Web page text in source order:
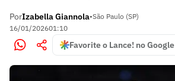
PorIzabella Giannola•São Paulo (SP)
16/01/202601:10
Favorite o Lance! no Google